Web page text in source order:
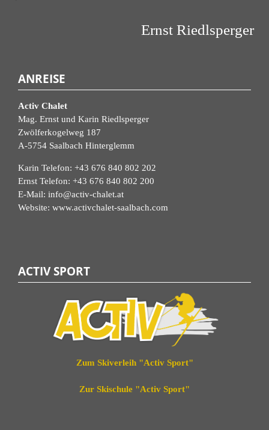
Ernst Riedlsperger
ANREISE
Activ Chalet
Mag. Ernst und Karin Riedlsperger
Zwölferkogelweg 187
A-5754 Saalbach Hinterglemm
Karin Telefon: +43 676 840 802 202
Ernst Telefon: +43 676 840 802 200
E-Mail: info@activ-chalet.at
Website: www.activchalet-saalbach.com
ACTIV SPORT
Zum Skiverleih "Activ Sport"
Zur Skischule "Activ Sport"